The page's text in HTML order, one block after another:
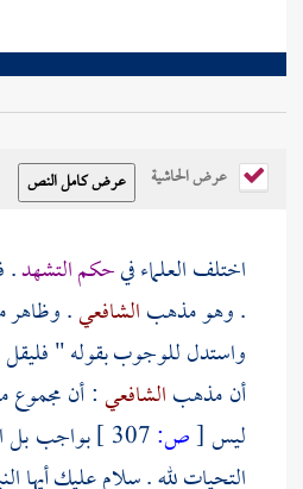
عرض الحاشية
اختلف العلماء فيحكم التشهد.
. وهو مذهبالشافعي.
واستدل للوجوب بقوله "
أن مذهبالشافعي: أن مجموع
ليس[ص:
بواجب
التحيات لله . سلام عليك أيها